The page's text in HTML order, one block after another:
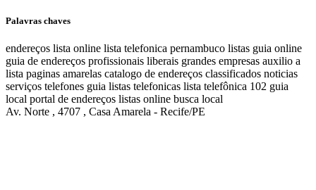
Palavras chaves
endereços lista online lista telefonica pernambuco listas guia online
guia de endereços profissionais liberais grandes empresas auxilio a
lista paginas amarelas catalogo de endereços classificados noticias
serviços telefones guia listas telefonicas lista telefônica 102 guia
local portal de endereços listas online busca local
Av. Norte , 4707 , Casa Amarela - Recife/PE